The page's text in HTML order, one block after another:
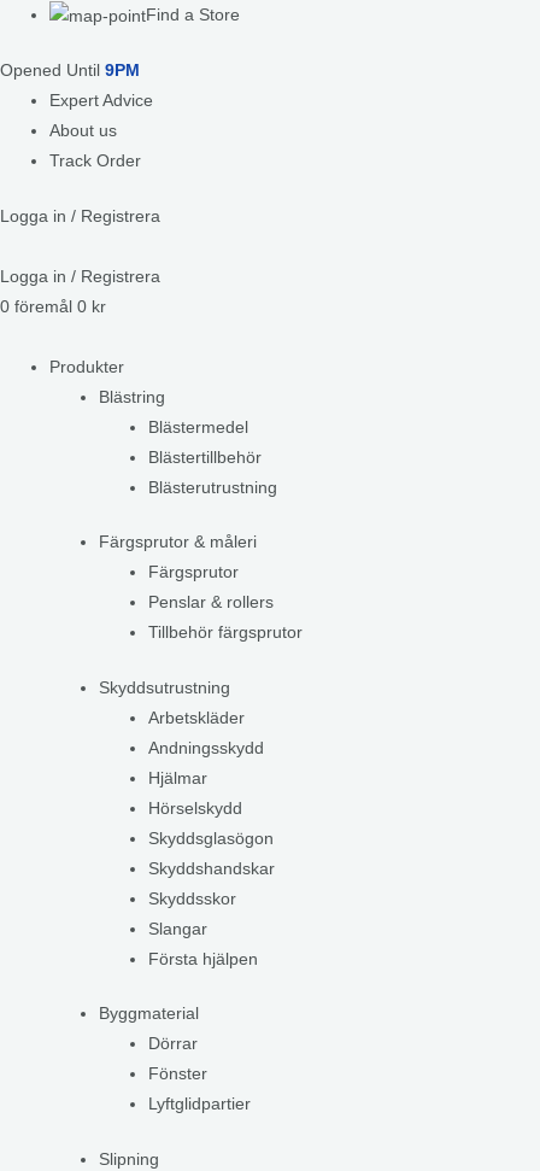
Find a Store
Opened Until 9PM
Expert Advice
About us
Track Order
Logga in / Registrera
Logga in / Registrera
0 föremål 0 kr
Produkter
Blästring
Blästermedel
Blästertillbehör
Blästerutrustning
Färgsprutor & måleri
Färgsprutor
Penslar & rollers
Tillbehör färgsprutor
Skyddsutrustning
Arbetskläder
Andningsskydd
Hjälmar
Hörselskydd
Skyddsglasögon
Skyddshandskar
Skyddsskor
Slangar
Första hjälpen
Byggmaterial
Dörrar
Fönster
Lyftglidpartier
Slipning